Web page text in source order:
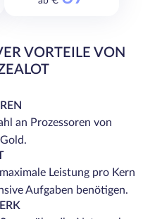
VORTEILE VON
an Prozessoren von
Leistung pro Kern
Aufgaben benötigen.